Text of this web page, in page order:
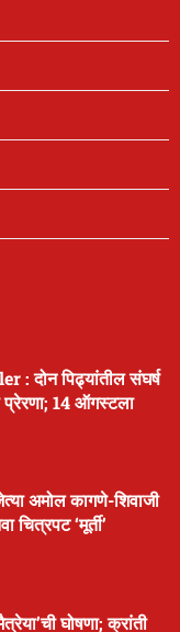
दोन पिढ्यांतील संघर्ष
प्रेरणा; 14 ऑगस्टला
अमोल कागणे-शिवाजी
चित्रपट ‘मूर्ती’
घोषणा; क्रांती